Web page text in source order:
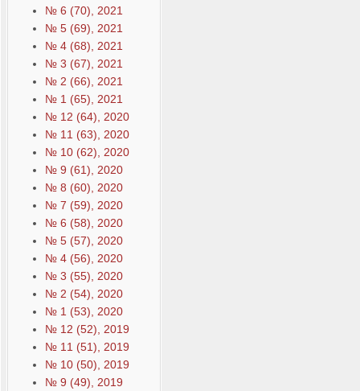
№ 6 (70), 2021
№ 5 (69), 2021
№ 4 (68), 2021
№ 3 (67), 2021
№ 2 (66), 2021
№ 1 (65), 2021
№ 12 (64), 2020
№ 11 (63), 2020
№ 10 (62), 2020
№ 9 (61), 2020
№ 8 (60), 2020
№ 7 (59), 2020
№ 6 (58), 2020
№ 5 (57), 2020
№ 4 (56), 2020
№ 3 (55), 2020
№ 2 (54), 2020
№ 1 (53), 2020
№ 12 (52), 2019
№ 11 (51), 2019
№ 10 (50), 2019
№ 9 (49), 2019